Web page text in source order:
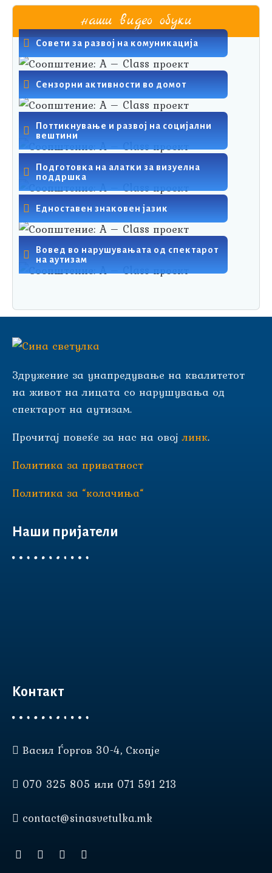
наши видео обуки
Совети за развој на комуникација
Сензорни активности во домот
Поттикнување и развој на социјални
вештини
Подготовка на алатки за визуелна
поддршка
Едноставен знаковен јазик
Вовед во нарушувањата од спектарот
на аутизам
Здружение за унапредување на квалитетот
на живот на лицата со нарушувања од
спектарот на аутизам.
Прочитај повеќе за нас на овојлинк.
Политика за приватност
Политика за “колачиња“
Наши пријатели
Контакт
Васил Ѓоргов 30-4, Скопје
070 325 805 или 071 591 213
contact@sinasvetulka.mk
колачиња (cookies) за да Ви